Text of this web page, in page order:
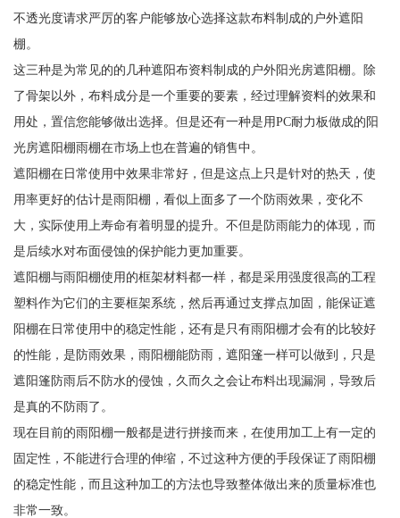
不透光度请求严厉的客户能够放心选择这款布料制成的户外遮阳
棚。
这三种是为常见的的几种遮阳布资料制成的户外阳光房遮阳棚。除
了骨架以外，布料成分是一个重要的要素，经过理解资料的效果和
用处，置信您能够做出选择。但是还有一种是用PC耐力板做成的阳
光房遮阳棚雨棚在市场上也在普遍的销售中。
遮阳棚在日常使用中效果非常好，但是这点上只是针对的热天，使
用率更好的估计是雨阳棚，看似上面多了一个防雨效果，变化不
大，实际使用上寿命有着明显的提升。不但是防雨能力的体现，而
是后续水对布面侵蚀的保护能力更加重要。
遮阳棚与雨阳棚使用的框架材料都一样，都是采用强度很高的工程
塑料作为它们的主要框架系统，然后再通过支撑点加固，能保证遮
阳棚在日常使用中的稳定性能，还有是只有雨阳棚才会有的比较好
的性能，是防雨效果，雨阳棚能防雨，遮阳篷一样可以做到，只是
遮阳篷防雨后不防水的侵蚀，久而久之会让布料出现漏洞，导致后
是真的不防雨了。
现在目前的雨阳棚一般都是进行拼接而来，在使用加工上有一定的
固定性，不能进行合理的伸缩，不过这种方便的手段保证了雨阳棚
的稳定性能，而且这种加工的方法也导致整体做出来的质量标准也
非常一致。